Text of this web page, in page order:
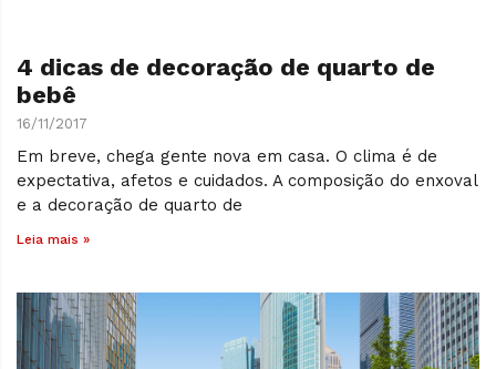
4 dicas de decoração de quarto de
bebê
16/11/2017
Em breve, chega gente nova em casa. O clima é de
expectativa, afetos e cuidados. A composição do enxoval
e a decoração de quarto de
Leia mais »